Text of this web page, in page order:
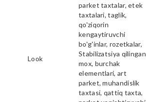
Look
parket taxtalar, etek
taxtalari, taglik,
qo'ziqorin
kengaytiruvchi
bo'g'inlar, rozetkalar,
Stabilizatsiya qilingan
mox, burchak
elementlari, art
parket, muhandislik
taxtasi, qattiq taxta,